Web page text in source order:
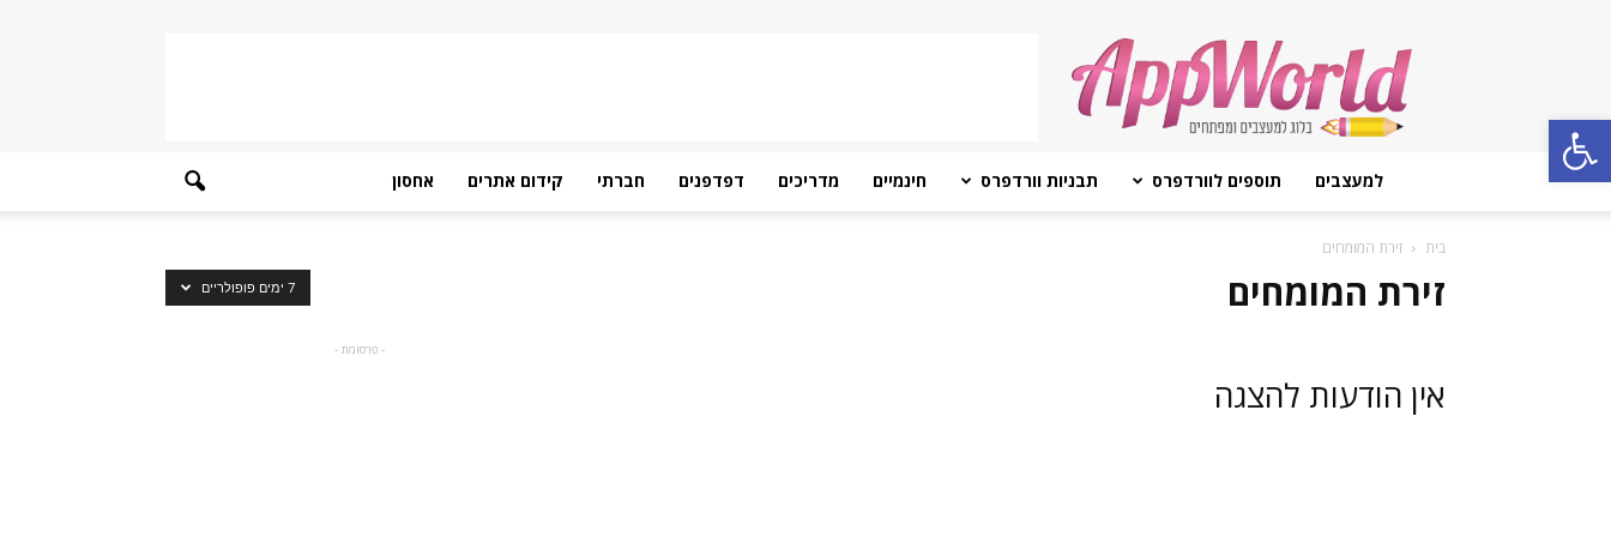
Open toolbar
AppWorld
למעצבים תוספים לוורדפרס תבניות וורדפרס חינמיים מדריכים דפדפנים חברתי קידום אתרים אחסון
בית זירת המומחים
זירת המומחים 7 ימים פופולריים
אין הודעות להצגה
- פרסומת -